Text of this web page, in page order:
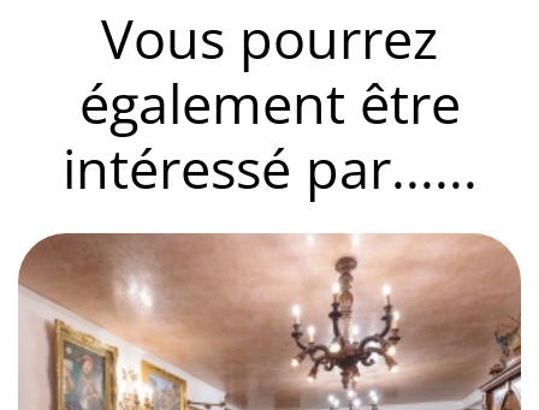
Vous pourrez
également être
intéressé par......